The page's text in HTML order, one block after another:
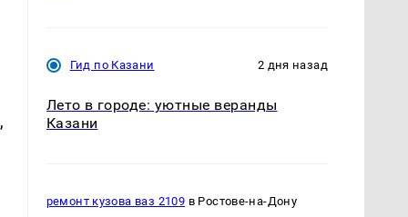
Гид по Казани 2 дня назад
Лето в городе: уютные веранды
Казани
ремонт кузова ваз 2109 в Ростове-на-Дону